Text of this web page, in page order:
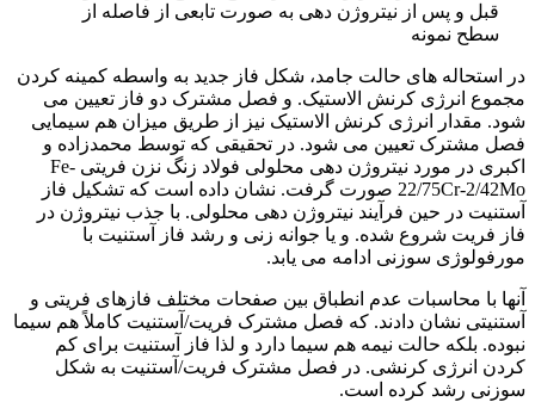
قبل و پس از نیتروژن دهی به صورت تابعی از فاصله از
سطح نمونه
در استحاله های حالت جامد، شکل فاز جدید به واسطه کمینه کردن
مجموع انرژی کرنش الاستیک. و فصل مشترک دو فاز تعیین می
شود. مقدار انرژی کرنش الاستیک نیز از طریق میزان هم سیمایی
فصل مشترک تعیین می شود. در تحقیقی که توسط محمدزاده و
اکبری در مورد نیتروژن دهی محلولی فولاد زنگ نزن فریتی Fe-
22/75Cr-2/42Mo صورت گرفت. نشان داده است که تشکیل فاز
آستنیت در حین فرآیند نیتروژن دهی محلولی. با جذب نیتروژن در
فاز فریت شروع شده. و یا جوانه زنی و رشد فاز آستنیت با
مورفولوژی سوزنی ادامه می یابد.
آنها با محاسبات عدم انطباق بین صفحات مختلف فازهای فریتی و
آستنیتی نشان دادند. که فصل مشترک فریت/آستنیت کاملاً هم سیما
نبوده. بلکه حالت نیمه هم سیما دارد و لذا فاز آستنیت برای کم
کردن انرژی کرنشی. در فصل مشترک فریت/آستنیت به شکل
سوزنی رشد کرده است.